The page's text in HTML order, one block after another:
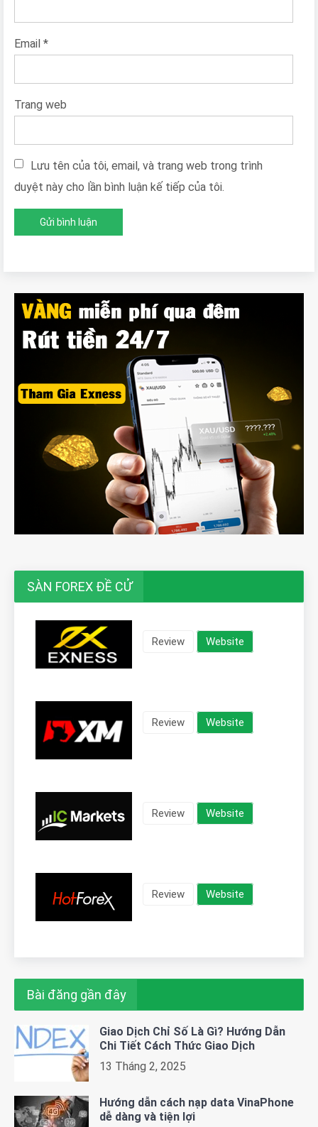
Email *
Trang web
Lưu tên của tôi, email, và trang web trong trình
duyệt này cho lần bình luận kế tiếp của tôi.
SÀN FOREX ĐỀ CỬ
Review Website
Review Website
Review Website
Review Website
Bài đăng gần đây
Giao Dịch Chỉ Số Là Gì? Hướng Dẫn
Chi Tiết Cách Thức Giao Dịch
13 Tháng 2, 2025
Hướng dẫn cách nạp data VinaPhone
dễ dàng và tiện lợi